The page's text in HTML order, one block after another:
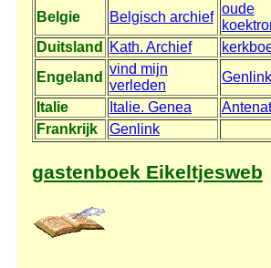
Belgie
Belgisch archief
oude
Duitsland
Kath. Archief
Engeland
vind mijn
verleden
Genlink
Italie
Italie. Genea
Frankrijk
Genlink
gastenboek Eikeltjesweb